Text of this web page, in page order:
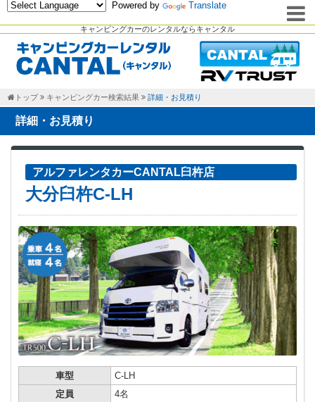
キャンピングカーのレンタルならキャンタル
Powered by Translate
トップ キャンピングカー検索結果 詳細・お見積り
詳細・お見積り
アルファレンタカーCANTAL臼杵店
大分臼杵C-LH
車型
C-LH
定員
4名